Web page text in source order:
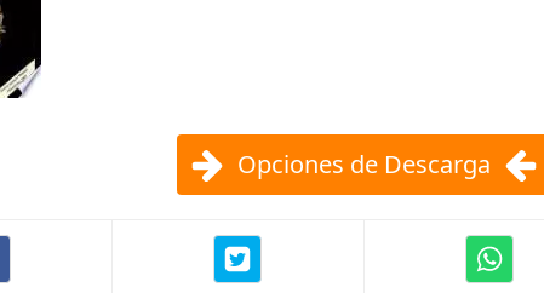
Opciones de Descarga